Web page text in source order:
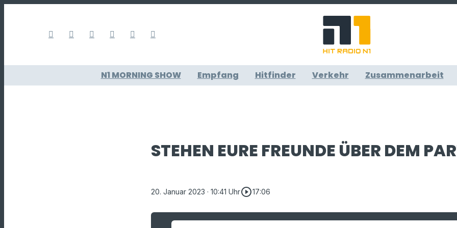
N1 MORNING SHOW Empfang Hitfinder Verkehr Zusammenarbeit
STEHEN EURE FREUNDE ÜBER DEM
20. Januar 2023 · 10:41 Uhrplay_circle_outline17:06